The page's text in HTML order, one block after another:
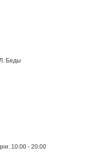
Беды
10:00 - 20:00